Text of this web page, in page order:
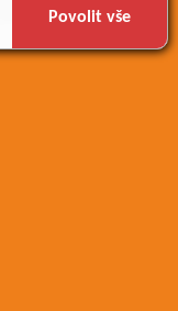
Povolit vše